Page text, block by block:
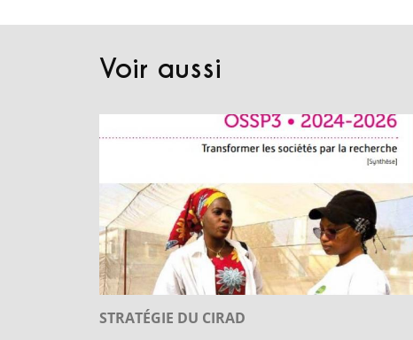
Voir aussi
STRATÉGIE DU CIRAD